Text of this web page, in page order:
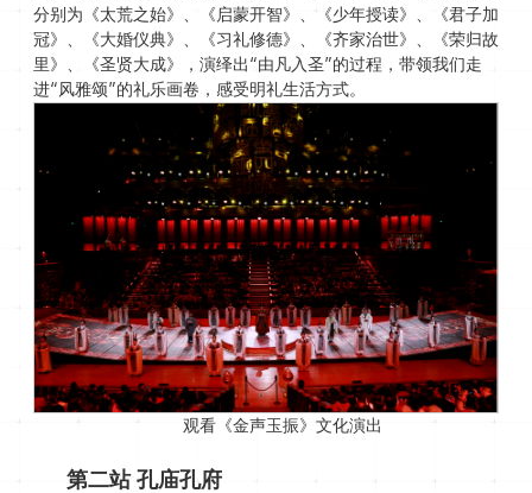
分别为《太荒之始》、《启蒙开智》、《少年授读》、《君子加
冠》、《大婚仪典》、《习礼修德》、《齐家治世》、《荣归故
里》、《圣贤大成》，演绎出“由凡入圣”的过程，带领我们走
进“风雅颂”的礼乐画卷，感受明礼生活方式。
观看《金声玉振》文化演出
第二站孔庙孔府